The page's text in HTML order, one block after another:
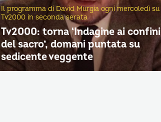
Il programma di David Murgia ogni mercoledì su
Tv2000 in seconda serata
Tv2000: torna ‘Indagine ai confini
del sacro’, domani puntata su
sedicente veggente